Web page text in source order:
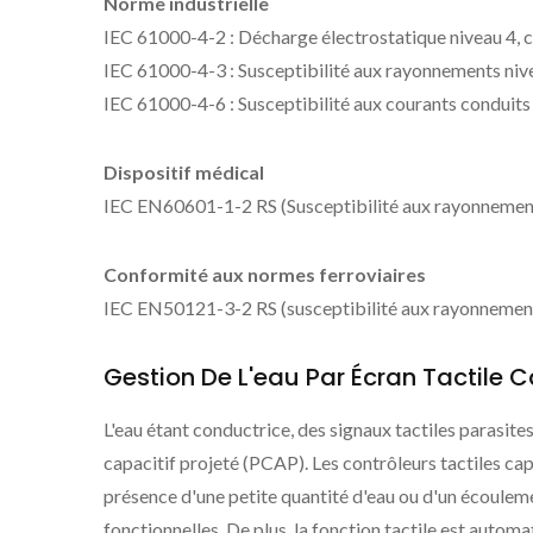
IEC 61000-4-2 : Décharge électrostatique niveau 4,
IEC 61000-4-3 : Susceptibilité aux rayonnements
IEC 61000-4-6 : Susceptibilité aux courants
Dispositif médical
IEC EN60601-1-2 RS (Susceptibilité aux
Conformité aux normes ferroviaires
IEC EN50121-3-2 RS (susceptibilité aux
Gestion De L'eau Par Écran Tactile
L'eau étant conductrice, des signaux tactiles
capacitif projeté (PCAP). Les contrôleurs tactiles
présence d'une petite quantité d'eau ou d'un